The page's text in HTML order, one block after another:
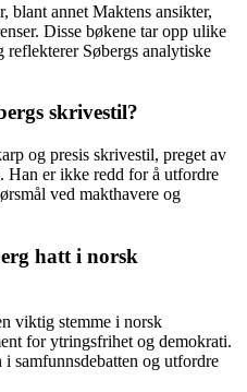
blant annet Maktens ansikter,
Disse bøkene tar opp ulike
reflekterer Søbergs analytiske
skrivestil?
og presis skrivestil, preget av
Han er ikke redd for å utfordre
ved makthavere og
hatt i norsk
viktig stemme i norsk
for ytringsfrihet og demokrati.
samfunnsdebatten og utfordre